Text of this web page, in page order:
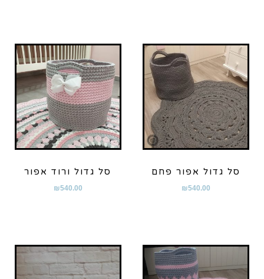
סל גדול אפור פחם
₪540.00
סל גדול ורוד אפור
₪540.00